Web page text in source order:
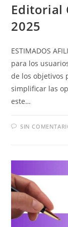
Editorial
2025
ESTIMADOS
para los
de los objetivos
simplificar las
este…
SIN